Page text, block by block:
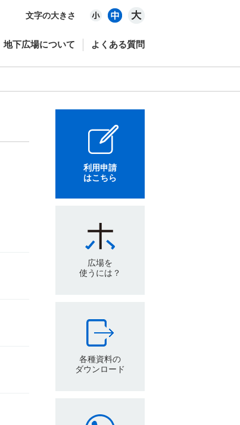
文字の大きさ
地下広場について よくある質問
利用申請
はこちら
広場を
使うには？
各種資料の
ダウンロード